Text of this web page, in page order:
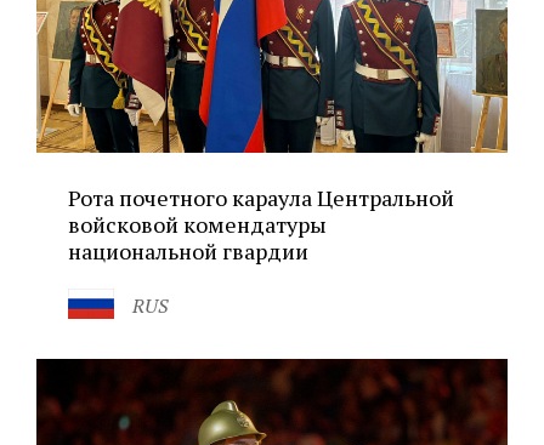
Рота почетного караула Центральной
войсковой комендатуры
национальной гвардии
RUS